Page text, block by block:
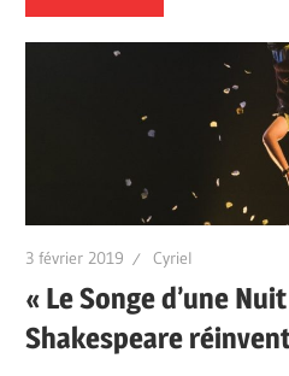
3 février 2019 Cyriel
« Le Songe d’une
Shakespeare